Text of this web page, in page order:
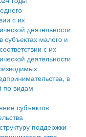
малого и
малого и
с их
деятельности
малого и
с их
деятельности
в
по видам
субъектов
поддержки